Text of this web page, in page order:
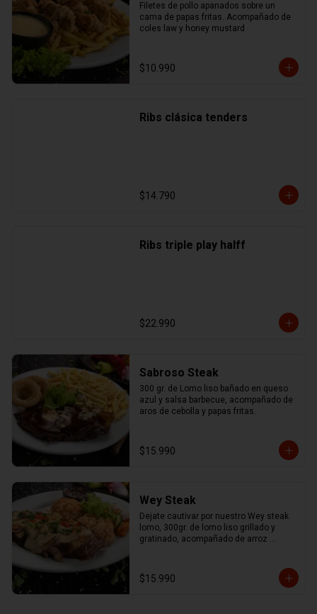
Filetes de pollo apanados sobre un
cama de papas fritas. Acompañado de
coles law y honey mustard
$10.990
Ribs clásica tenders
$14.790
Ribs triple play halff
$22.990
Sabroso Steak
300 gr. de Lomo liso bañado en queso
azul y salsa barbecue, acompañado de
aros de cebolla y papas fritas.
$15.990
Wey Steak
Dejate cautivar por nuestro Wey steak
lomo, 300gr. de lomo liso grillado y
gratinado, acompañado de arroz
$15.990